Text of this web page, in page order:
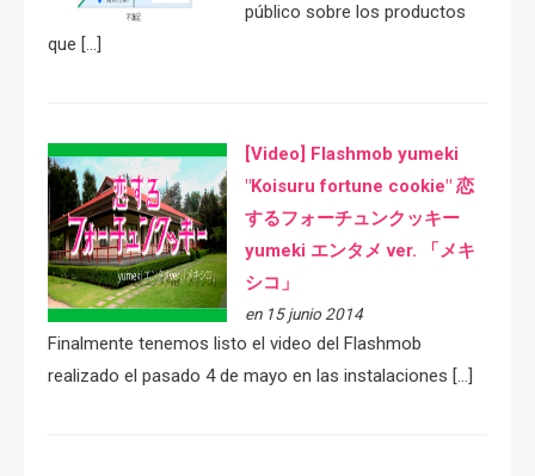
público sobre los productos
que […]
[Video] Flashmob yumeki
"Koisuru fortune cookie" 恋
するフォーチュンクッキー
yumeki エンタメ ver. 「メキ
シコ」
en 15 junio 2014
Finalmente tenemos listo el video del Flashmob
realizado el pasado 4 de mayo en las instalaciones […]